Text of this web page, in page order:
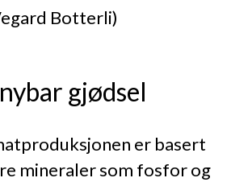
Botterli)
gjødsel
er basert
mineraler som fosfor og